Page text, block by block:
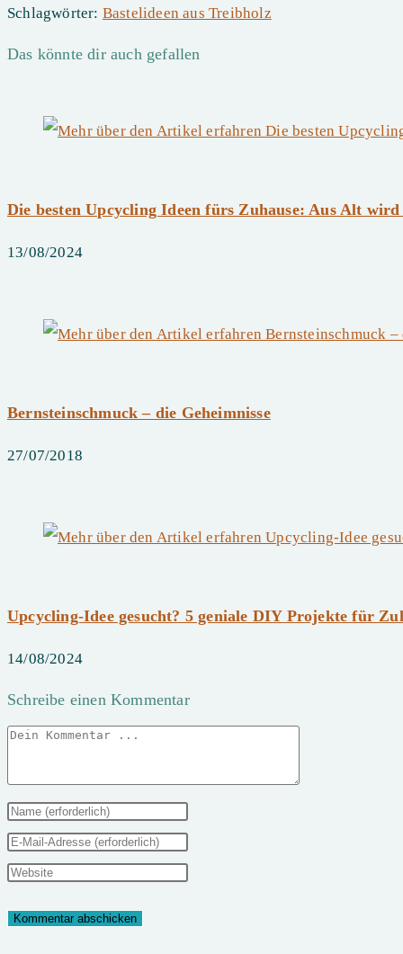
Schlagwörter: Bastelideen aus Treibholz
Das könnte dir auch gefallen
Die besten Upcycling Ideen fürs Zuhause: Aus Alt wird
13/08/2024
Bernsteinschmuck – die Geheimnisse
27/07/2018
Upcycling-Idee gesucht? 5 geniale DIY Projekte für
14/08/2024
Schreibe einen Kommentar
Kommentieren
Gib
deinen
Namen
Benutzernamen
Gib
deine
Mail-
Gib
Website-